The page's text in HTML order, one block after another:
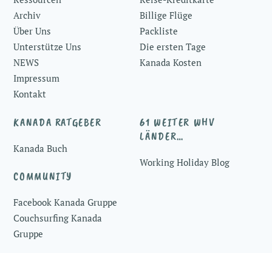
Archiv
Über Uns
Unterstütze Uns
NEWS
Impressum
Kontakt
Billige Flüge
Packliste
Die ersten Tage
Kanada Kosten
KANADA RATGEBER
Kanada Buch
COMMUNITY
Facebook Kanada Gruppe
Couchsurfing Kanada
Gruppe
61 WEITER WHV
LÄNDER…
Working Holiday Blog